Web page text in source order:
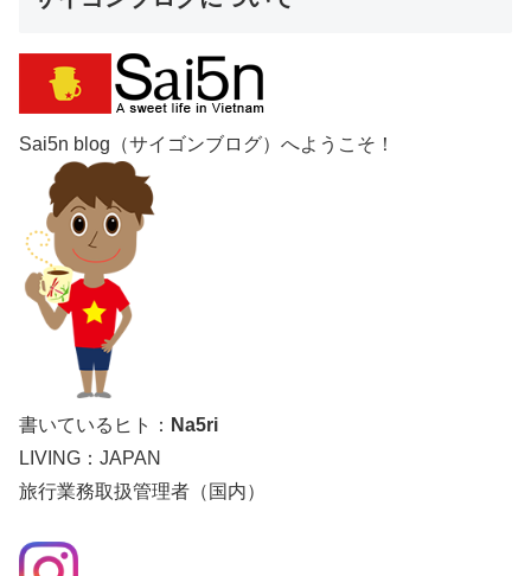
Sai5n blog（サイゴンブログ）へようこそ！
書いているヒト： Na5ri
LIVING：JAPAN
旅行業務取扱管理者（国内）